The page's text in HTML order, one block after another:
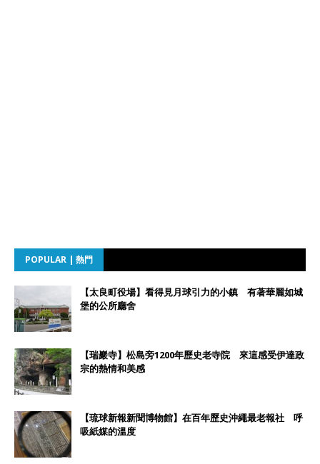
POPULAR | 熱門
【太良町役場】看得見月球引力的小鎮 有著華麗如城
堡的公所廳舍
【瑞巖寺】松島旁1200年歷史老寺院 來這感受伊達政
宗的熱情和美感
【琉球新報新聞博物館】在百年歷史沖繩最老報社 呼
吸紙媒的溫度